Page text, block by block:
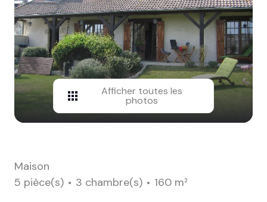
contact
Afficher toutes les
photos
Maison
5 pièce(s)
3 chambre(s)
160 m²